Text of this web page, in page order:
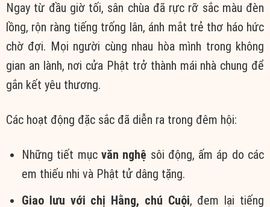
Ngay từ đầu giờ tối, sân chùa đã rực rỡ sắc màu đèn
lồng, rộn ràng tiếng trống lân, ánh mắt trẻ thơ háo hức
chờ đợi. Mọi người cùng nhau hòa mình trong không
gian an lành, nơi cửa Phật trở thành mái nhà chung để
gắn kết yêu thương.
Các hoạt động đặc sắc đã diễn ra trong đêm hội:
Những tiết mục văn nghệ sôi động, ấm áp do các
em thiếu nhi và Phật tử dâng tặng.
Giao lưu với chị Hằng, chú Cuội, đem lại tiếng